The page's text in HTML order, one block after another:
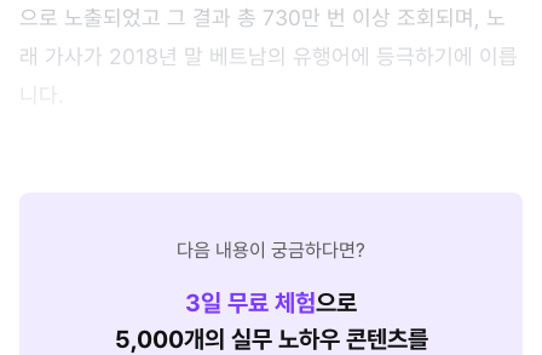
으로 노출되었고 그 결과 총 730만 번 이상 조회되며, 노
래 가사가 2018년 말 베트남의 유행어에 등극하기에 이릅
니다.
다음 내용이 궁금하다면?
3일 무료 체험으로
5,000개의 실무 노하우 콘텐츠를